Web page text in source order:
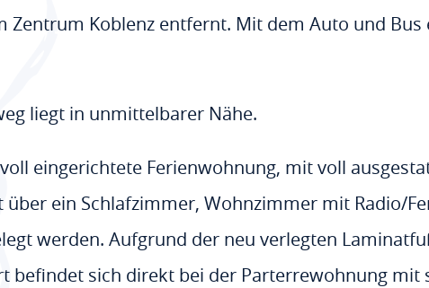
Zentrum Koblenz entfernt. Mit dem Auto und
liegt in unmittelbarer Nähe.
eingerichtete Ferienwohnung, mit voll
ein Schlafzimmer, Wohnzimmer mit Radio/
werden. Aufgrund der neu verlegten
befindet sich direkt bei der Parterrewohnung mit